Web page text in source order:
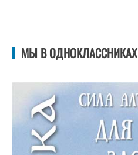
МЫ В ОДНОКЛАССНИКАХ